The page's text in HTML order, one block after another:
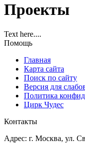
Проекты
Text here....
Помощь
Главная
Карта сайта
Поиск по сайту
Версия для
Политика
Цирк Чудес
Контакты
Адрес: г. Москва, ул.